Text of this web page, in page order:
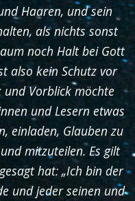
Haaren, und sein
als nichts sonst
noch Halt bei Gott
also kein Schutz vor
und Vorblick möchte
und Lesern etwas
einladen, Glauben zu
mitzuteilen. Es gilt
hat: „Ich bin der
und jeder seinen und